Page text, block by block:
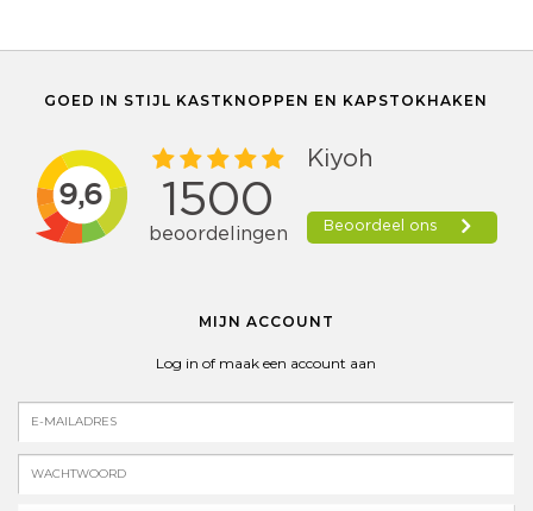
GOED IN STIJL KASTKNOPPEN EN KAPSTOKHAKEN
MIJN ACCOUNT
Log in of maak een account aan